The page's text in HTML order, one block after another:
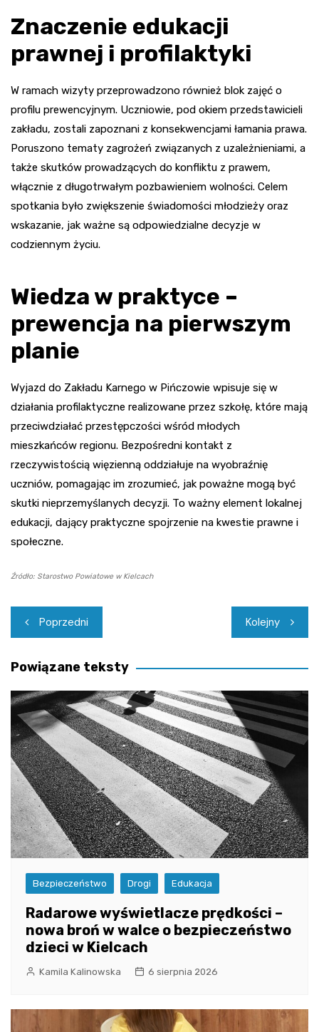
Znaczenie edukacji
prawnej i profilaktyki
W ramach wizyty przeprowadzono również blok zajęć o
profilu prewencyjnym. Uczniowie, pod okiem przedstawicieli
zakładu, zostali zapoznani z konsekwencjami łamania prawa.
Poruszono tematy zagrożeń związanych z uzależnieniami, a
także skutków prowadzących do konfliktu z prawem,
włącznie z długotrwałym pozbawieniem wolności. Celem
spotkania było zwiększenie świadomości młodzieży oraz
wskazanie, jak ważne są odpowiedzialne decyzje w
codziennym życiu.
Wiedza w praktyce –
prewencja na pierwszym
planie
Wyjazd do Zakładu Karnego w Pińczowie wpisuje się w
działania profilaktyczne realizowane przez szkołę, które mają
przeciwdziałać przestępczości wśród młodych
mieszkańców regionu. Bezpośredni kontakt z
rzeczywistością więzienną oddziałuje na wyobraźnię
uczniów, pomagając im zrozumieć, jak poważne mogą być
skutki nieprzemyślanych decyzji. To ważny element lokalnej
edukacji, dający praktyczne spojrzenie na kwestie prawne i
społeczne.
Źródło: Starostwo Powiatowe w Kielcach
Nawigacja
wpisu
Poprzedni Kolejny
Powiązane teksty
Bezpieczeństwo Drogi Edukacja
Radarowe wyświetlacze prędkości –
nowa broń w walce o bezpieczeństwo
dzieci w Kielcach
Kamila Kalinowska 6 sierpnia 2026